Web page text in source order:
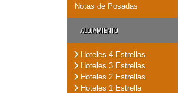
Notas de Posadas
ALOJAMIENTO
Hoteles 4 Estrellas
Hoteles 3 Estrellas
Hoteles 2 Estrellas
Hoteles 1 Estrella